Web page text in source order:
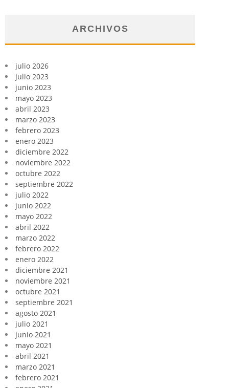
ARCHIVOS
julio 2026
julio 2023
junio 2023
mayo 2023
abril 2023
marzo 2023
febrero 2023
enero 2023
diciembre 2022
noviembre 2022
octubre 2022
septiembre 2022
julio 2022
junio 2022
mayo 2022
abril 2022
marzo 2022
febrero 2022
enero 2022
diciembre 2021
noviembre 2021
octubre 2021
septiembre 2021
agosto 2021
julio 2021
junio 2021
mayo 2021
abril 2021
marzo 2021
febrero 2021